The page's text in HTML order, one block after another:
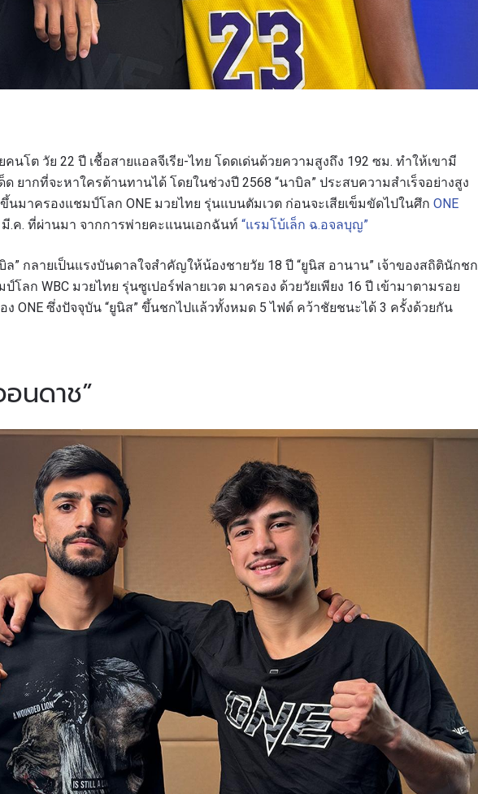
คนโต วัย 22 ปี เชื้อสายแอลจีเรีย-ไทย โดดเด่นด้วยความสูงถึง 192 ซม. ทำให้เขามี
ด ยากที่จะหาใครต้านทานได้ โดยในช่วงปี 2568 “นาบิล” ประสบความสำเร็จอย่างสูง
นมาครองแชมป์โลก ONE มวยไทย รุ่นแบนตัมเวต ก่อนจะเสียเข็มขัดไปในศึก ONE
มี.ค. ที่ผ่านมา จากการพ่ายคะแนนเอกฉันท์ “แรมโบ้เล็ก ฉ.อจลบุญ”
ล” กลายเป็นแรงบันดาลใจสำคัญให้น้องชายวัย 18 ปี “ยูนิส อานาน” เจ้าของสถิตินักชก
โลก WBC มวยไทย รุ่นซูเปอร์ฟลายเวต มาครอง ด้วยวัยเพียง 16 ปี เข้ามาตามรอย
ง ONE ซึ่งปัจจุบัน “ยูนิส” ขึ้นชกไปแล้วทั้งหมด 5 ไฟต์ คว้าชัยชนะได้ 3 ครั้งด้วยกัน
นดาช”